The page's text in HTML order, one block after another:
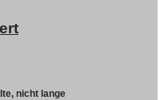
nicht lange